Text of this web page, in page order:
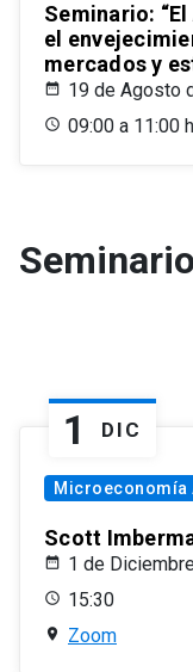
Seminario:
el
mercados y
19 de Agosto
09:00 a 11:00
1 DIC
Microeconomía
Scott
1 de
15:30
Zoom